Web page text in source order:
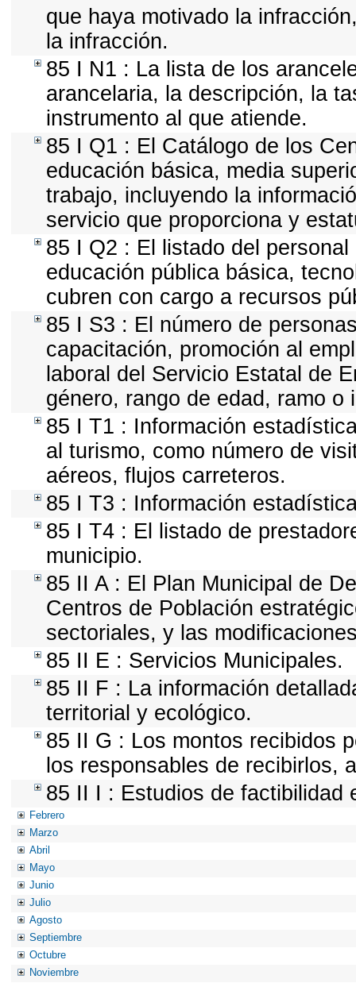
que haya motivado la
la infracción.
85 I N1 : La lista de los
arancelaria, la descripción, la
instrumento al que atiende.
85 I Q1 : El Catálogo de los
educación básica, media
trabajo, incluyendo la
servicio que proporciona y
85 I Q2 : El listado del
educación pública básica,
cubren con cargo a recursos
85 I S3 : El número de
capacitación, promoción al
laboral del Servicio Estatal de
género, rango de edad, ramo
85 I T1 : Información
al turismo, como número de
aéreos, flujos carreteros.
85 I T3 : Información
85 I T4 : El listado de
municipio.
85 II A : El Plan Municipal de
Centros de Población
sectoriales, y las
85 II E : Servicios Municipales.
85 II F : La información
territorial y ecológico.
85 II G : Los montos recibidos
los responsables de recibirlos,
85 II I : Estudios de factibilidad
Febrero
Marzo
Abril
Mayo
Junio
Julio
Agosto
Septiembre
Octubre
Noviembre